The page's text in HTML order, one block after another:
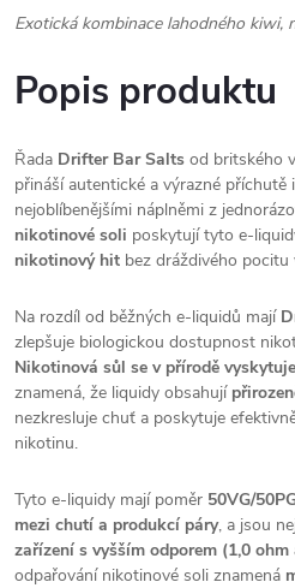
Exotická kombinace lahodného kiwi,
Popis produktu
Řada Drifter Bar Salts od britského
přináší autentické a výrazné příchutě
nejoblíbenějšími náplněmi z
nikotinové soli poskytují tyto e-
nikotinový hit bez dráždivého pocitu
Na rozdíl od běžných e-liquidů mají
zlepšuje biologickou dostupnost
Nikotinová sůl se v přírodě
znamená, že liquidy obsahují
nezkresluje chuť a poskytuje
nikotinu.
Tyto e-liquidy mají poměr 50VG/
mezi chutí a produkcí páry, a jsou
zařízení s vyšším odporem (1,0 ohm
odpařování nikotinové soli znamená